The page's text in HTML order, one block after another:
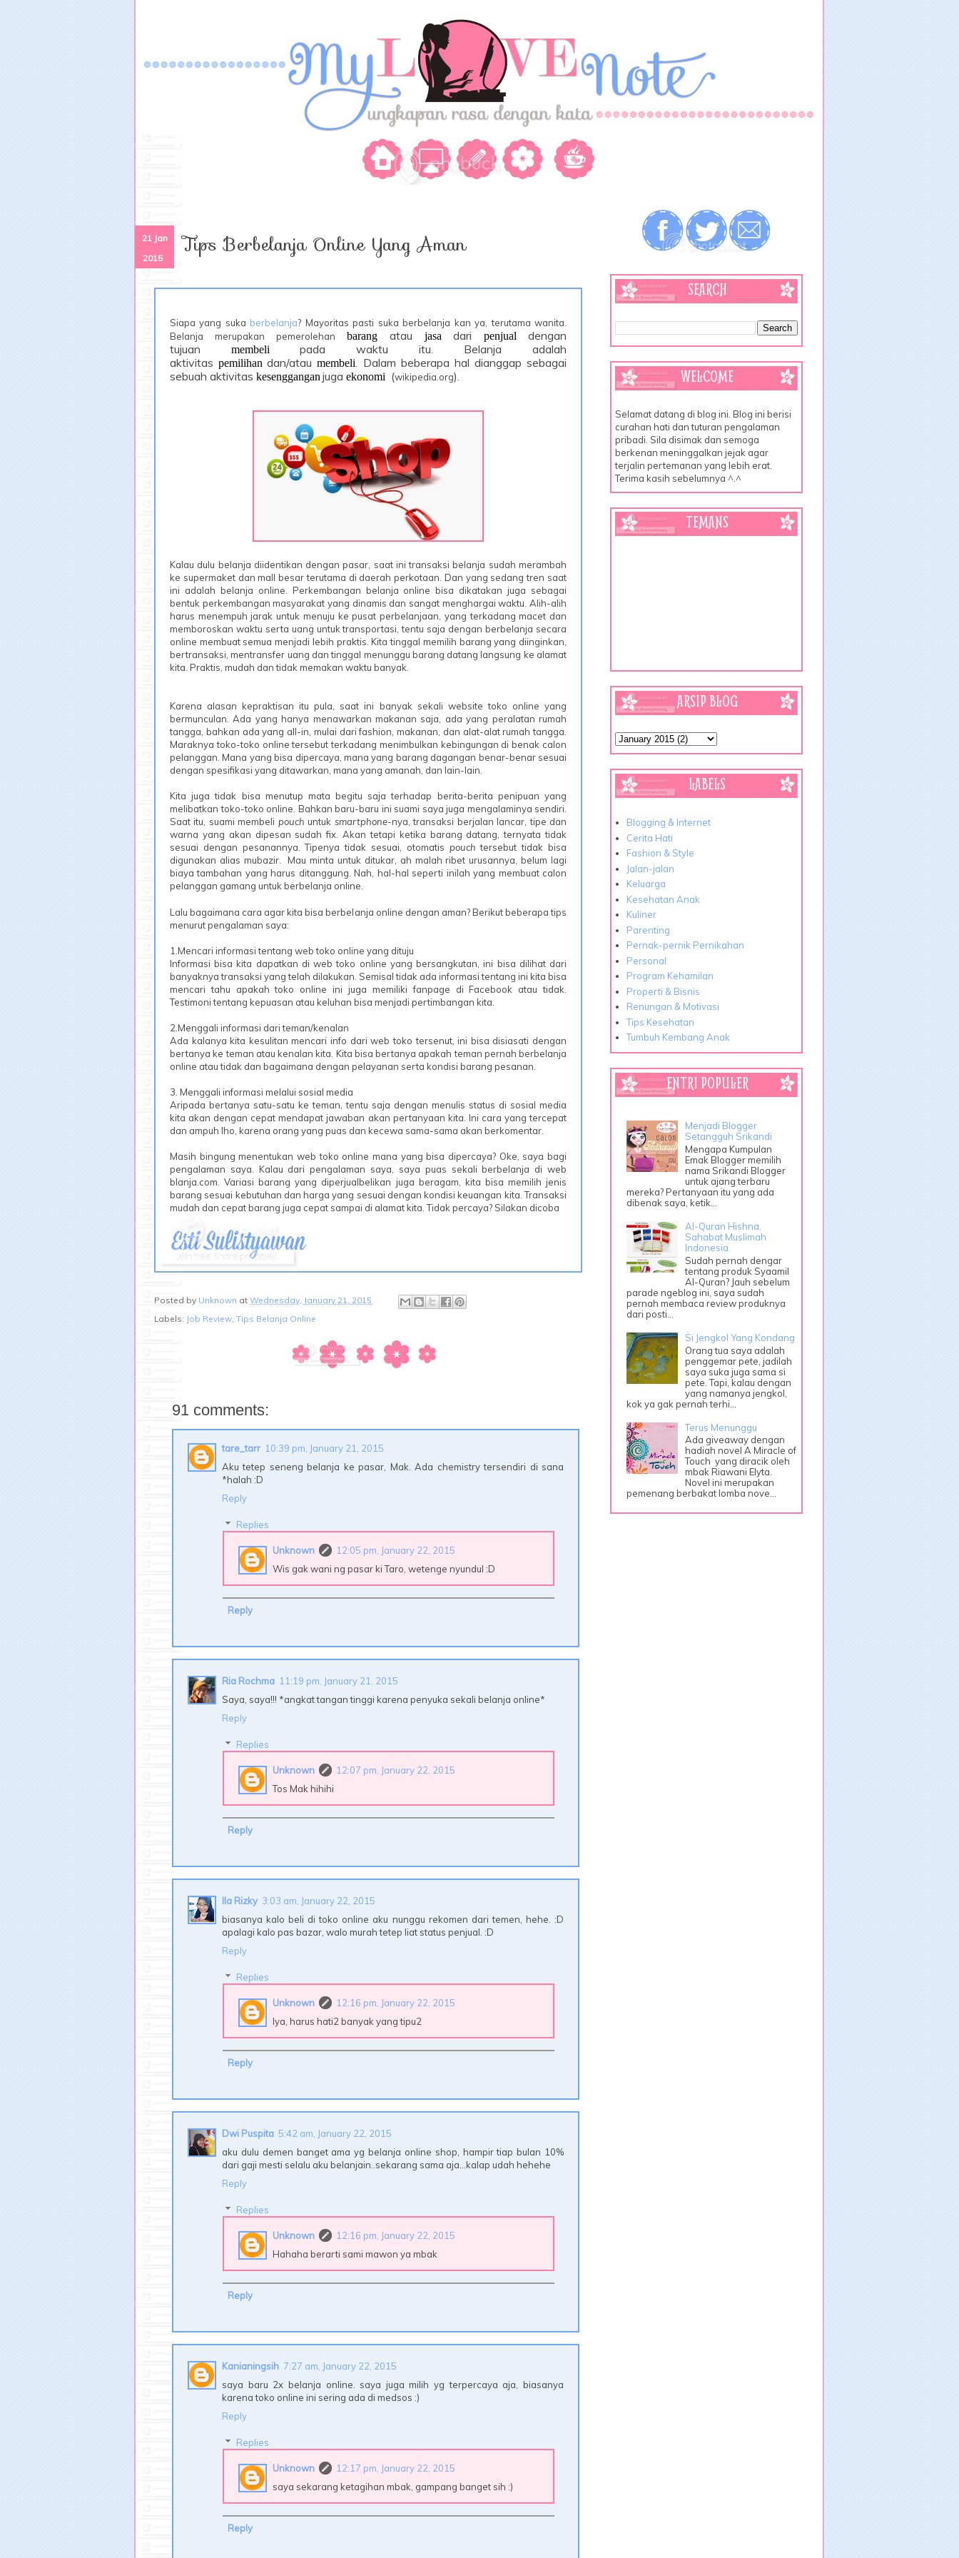
21 Jan
2015
Tips Berbelanja Online Yang Aman
Siapa yang suka berbelanja? Mayoritas pasti suka berbelanja kan ya, terutama wanita.
Belanjamerupakan pemerolehan barang atau jasa dari penjual
dengan
tujuan
membeli
pada waktu itu. Belanja adalah
aktivitas pemilihan dan/atau membeli
. Dalam beberapa hal dianggap sebagai
sebuah aktivitas kesenggangan juga ekonomi (wikipedia.org).
Kalau dulu belanja diidentikan dengan pasar, saat ini transaksi belanja sudah merambah
ke supermaket dan mall besar terutama di daerah perkotaan. Dan yang sedang tren saat
ini adalah belanja online. Perkembangan belanja online bisa dikatakan juga sebagai
bentuk perkembangan masyarakat yang dinamis dan sangat menghargai waktu. Alih-alih
harus menempuh jarak untuk menuju ke pusat perbelanjaan, yang terkadang macet dan
memboroskan waktu serta uang untuk transportasi, tentu saja dengan berbelanja secara
online membuat semua menjadi lebih praktis. Kita tinggal memilih barang yang diinginkan,
bertransaksi, mentransfer uang dan tinggal menunggu barang datang langsung ke alamat
kita. Praktis, mudah dan tidak memakan waktu banyak.
Karena alasan kepraktisan itu pula, saat ini banyak sekali website toko online yang
bermunculan. Ada yang hanya menawarkan makanan saja, ada yang peralatan rumah
tangga, bahkan ada yang all-in, mulai dari fashion, makanan, dan alat-alat rumah tangga.
Maraknya toko-toko online tersebut terkadang menimbulkan kebingungan di benak calon
pelanggan. Mana yang bisa dipercaya, mana yang barang dagangan benar-benar sesuai
dengan spesifikasi yang ditawarkan, mana yang amanah, dan lain-lain.
Kita juga tidak bisa menutup mata begitu saja terhadap berita-berita penipuan yang
melibatkan toko-toko online. Bahkan baru-baru ini suami saya juga mengalaminya sendiri.
Saat itu, suami membeli pouch untuk smartphone-nya, transaksi berjalan lancar, tipe dan
warna yang akan dipesan sudah fix. Akan tetapi ketika barang datang, ternyata tidak
sesuai dengan pesanannya. Tipenya tidak sesuai, otomatis pouch tersebut tidak bisa
digunakan alias mubazir. Mau minta untuk ditukar, ah malah ribet urusannya, belum lagi
biaya tambahan yang harus ditanggung. Nah, hal-hal seperti inilah yang membuat calon
pelanggan gamang untuk berbelanja online.
Lalu bagaimana cara agar kita bisa berbelanja online dengan aman? Berikut beberapa tips
menurut pengalaman saya:
1.Mencari informasi tentang web toko online yang dituju
Informasi bisa kita dapatkan di web toko online yang bersangkutan, ini bisa dilihat dari
banyaknya transaksi yang telah dilakukan. Semisal tidak ada informasi tentang ini kita bisa
mencari tahu apakah toko online ini juga memiliki fanpage di Facebook atau tidak.
Testimoni tentang kepuasan atau keluhan bisa menjadi pertimbangan kita.
2.Menggali informasi dari teman/kenalan
Ada kalanya kita kesulitan mencari info dari web toko tersenut, ini bisa disiasati dengan
bertanya ke teman atau kenalan kita. Kita bisa bertanya apakah teman pernah berbelanja
online atau tidak dan bagaimana dengan pelayanan serta kondisi barang pesanan.
3. Menggali informasi melalui sosial media
Aripada bertanya satu-satu ke teman, tentu saja dengan menulis status di sosial media
kita akan dengan cepat mendapat jawaban akan pertanyaan kita. Ini cara yang tercepat
dan ampuh lho, karena orang yang puas dan kecewa sama-sama akan berkomentar.
Masih bingung menentukan web toko online mana yang bisa dipercaya? Oke, saya bagi
pengalaman saya. Kalau dari pengalaman saya, saya puas sekali berbelanja di web
blanja.com. Variasi barang yang diperjualbelikan juga beragam, kita bisa memilih jenis
barang sesuai kebutuhan dan harga yang sesuai dengan kondisi keuangan kita. Transaksi
mudah dan cepat barang juga cepat sampai di alamat kita. Tidak percaya? Silakan dicoba
Posted by Unknown at Wednesday, January 21, 2015
Labels: Job Review Tips Belanja Online
91 comments:
tare_tarr 10:39 pm, January 21, 2015
Aku tetep seneng belanja ke pasar, Mak. Ada chemistry tersendiri di sana
*halah :D
Reply
Replies
Unknown
12:05 pm, January 22, 2015
Wis gak wani ng pasar ki Taro, wetenge nyundul :D
Reply
Ria Rochma 11:19 pm, January 21, 2015
Saya, saya!!! *angkat tangan tinggi karena penyuka sekali belanja online*
Reply
Replies
Unknown
12:07 pm, January 22, 2015
Tos Mak hihihi
Reply
Ila Rizky 3:03 am, January 22, 2015
biasanya kalo beli di toko online aku nunggu rekomen dari temen, hehe. :D
apalagi kalo pas bazar, walo murah tetep liat status penjual. :D
Reply
Replies
Unknown
12:16 pm, January 22, 2015
Iya, harus hati2 banyak yang tipu2
Reply
Dwi Puspita 5:42 am, January 22, 2015
aku dulu demen banget ama yg belanja online shop, hampir tiap bulan 10%
dari gaji mesti selalu aku belanjain..sekarang sama aja...kalap udah hehehe
Reply
Replies
Unknown
12:16 pm, January 22, 2015
Hahaha berarti sami mawon ya mbak
Reply
Kanianingsih 7:27 am, January 22, 2015
saya baru 2x belanja online. saya juga milih yg terpercaya aja, biasanya
karena toko online ini sering ada di medsos :)
Reply
Replies
Unknown
12:17 pm, January 22, 2015
saya sekarang ketagihan mbak, gampang banget sih :)
Reply
SEARCH
WELCOME
Selamat datang di blog ini. Blog ini berisi
curahan hati dan tuturan pengalaman
pribadi. Sila disimak dan semoga
berkenan meninggalkan jejak agar
terjalin pertemanan yang lebih erat.
Terima kasih sebelumnya ^.^
TEMANS
ARSIP BLOG
LABELS
Blogging & Internet
Cerita Hati
Fashion & Style
Jalan-jalan
Keluarga
Kesehatan Anak
Kuliner
Parenting
Pernak-pernik Pernikahan
Personal
Program Kehamilan
Properti & Bisnis
Renungan & Motivasi
Tips Kesehatan
Tumbuh Kembang Anak
ENTRI POPULER
Menjadi Blogger
Setangguh Srikandi
Mengapa Kumpulan
Emak Blogger memilih
nama Srikandi Blogger
untuk ajang terbaru
mereka? Pertanyaan itu yang ada
dibenak saya, ketik...
Al-Quran Hishna,
Sahabat Muslimah
Indonesia
Sudah pernah dengar
tentang produk Syaamil
Al-Quran? Jauh sebelum
parade ngeblog ini, saya sudah
pernah membaca review produknya
dari posti...
Si Jengkol Yang Kondang
Orang tua saya adalah
penggemar pete, jadilah
saya suka juga sama si
pete. Tapi, kalau dengan
yang namanya jengkol,
kok ya gak pernah terhi...
Terus Menunggu
Ada giveaway dengan
hadiah novel A Miracle of
Touch yang diracik oleh
mbak Riawani Elyta.
Novel ini merupakan
pemenang berbakat lomba nove...